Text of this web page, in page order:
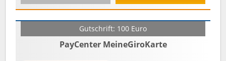
PayCenter MeineGiroKarte
Gutschrift: 100 Euro